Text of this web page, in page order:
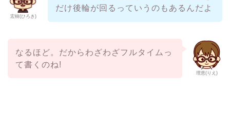
宏樹(ひろき)
だけ後輪が回るっていうのもあるんだよ
理恵(りえ)
なるほど。だからわざわざフルタイムっ
て書くのね!